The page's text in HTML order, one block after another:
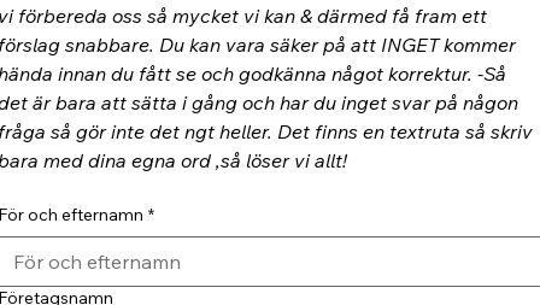
förbereda oss så mycket vi kan & därmed få fram ett
snabbare. Du kan vara säker på att INGET kommer
innan du fått se och godkänna något korrektur. -Så
är bara att sätta i gång och har du inget svar på någon
så gör inte det ngt heller. Det finns en textruta så skriv
med dina egna ord ,så löser vi allt!
och efternamn *